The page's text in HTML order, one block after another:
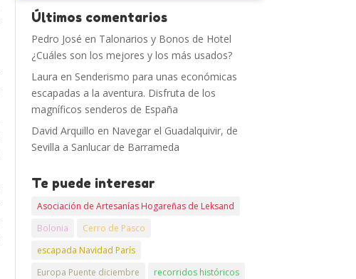
Últimos comentarios
Pedro José en Talonarios y Bonos de Hotel
¿Cuáles son los mejores y los más usados?
Laura en Senderismo para unas económicas
escapadas a la aventura. Disfruta de los
magníficos senderos de España
David Arquillo en Navegar el Guadalquivir, de
Sevilla a Sanlucar de Barrameda
Te puede interesar
Asociación de Artesanías Hogareñas de Leksand
Bolonia
Cerro de Pasco
escapada Navidad París
Europa Puente diciembre
recorridos históricos